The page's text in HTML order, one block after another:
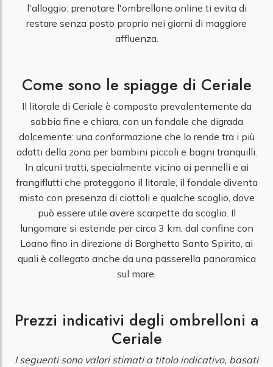
l'alloggio: prenotare l'ombrellone online ti evita di
restare senza posto proprio nei giorni di maggiore
affluenza.
Come sono le spiagge di Ceriale
Il litorale di Ceriale è composto prevalentemente da
sabbia fine e chiara, con un fondale che digrada
dolcemente: una conformazione che lo rende tra i più
adatti della zona per bambini piccoli e bagni tranquilli.
In alcuni tratti, specialmente vicino ai pennelli e ai
frangiflutti che proteggono il litorale, il fondale diventa
misto con presenza di ciottoli e qualche scoglio, dove
può essere utile avere scarpette da scoglio. Il
lungomare si estende per circa 3 km, dal confine con
Loano fino in direzione di Borghetto Santo Spirito, ai
quali è collegato anche da una passerella panoramica
sul mare.
Prezzi indicativi degli ombrelloni a
Ceriale
I seguenti sono valori stimati a titolo indicativo, basati